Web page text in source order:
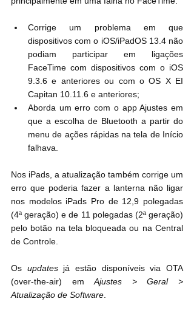
Corrige um problema em que
dispositivos com o iOS/iPadOS 13.4 não
podiam participar em ligações
FaceTime com dispositivos com o iOS
9.3.6 e anteriores ou com o OS X EI
Capitan 10.11.6 e anteriores;
Aborda um erro com o app Ajustes em
que a escolha de Bluetooth a partir do
menu de ações rápidas na tela de Início
falhava.
Nos iPads, a atualização também corrige um
erro que poderia fazer a lanterna não ligar
nos modelos iPads Pro de 12,9 polegadas
(4ª geração) e de 11 polegadas (2ª geração)
pelo botão na tela bloqueada ou na Central
de Controle.
Os updates já estão disponíveis via OTA
(over-the-air) em Ajustes > Geral >
Atualização de Software